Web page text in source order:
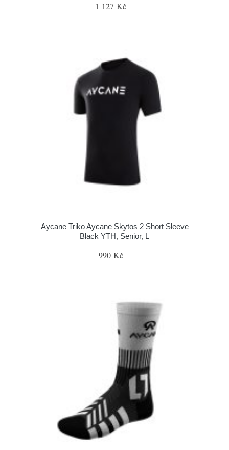
1 127 Kč
Aycane Triko Aycane Skytos 2 Short Sleeve
Black YTH, Senior, L
990 Kč